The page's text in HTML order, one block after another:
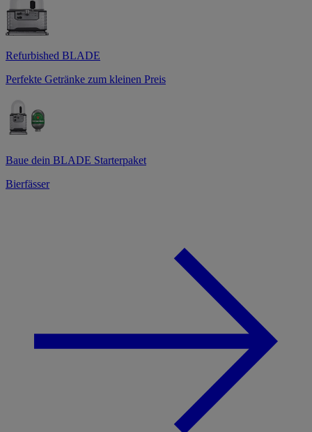
Refurbished BLADE
Perfekte Getränke zum kleinen Preis
Baue dein BLADE Starterpaket
Bierfässer